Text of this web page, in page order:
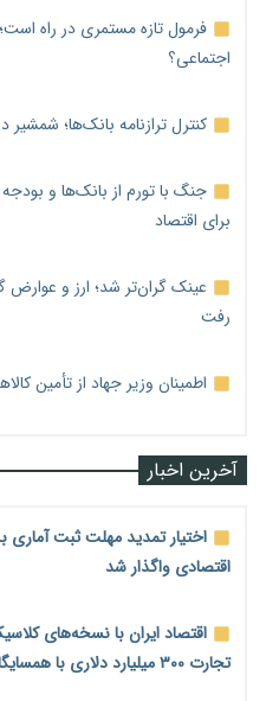
فرمول تازه مستمری در راه
اجتماعی؟
کنترل ترازنامه بانک‌ها؛ شمشیر
جنگ با تورم از بانک‌ها و
برای اقتصاد
عینک گران‌تر شد؛ ارز و
رفت
اطمینان وزیر جهاد از تأمین
آخرین اخبار
اختیار تمدید مهلت ثبت آماری
اقتصادی واگذار شد
اقتصاد ایران با نسخه‌های
تجارت ۳۰۰ میلیارد دلاری با همسایگان وجود دارد